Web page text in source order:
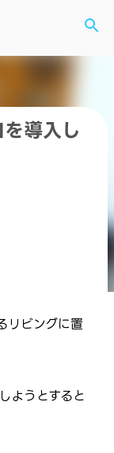
移動
導入し
リビングに置
ようとすると